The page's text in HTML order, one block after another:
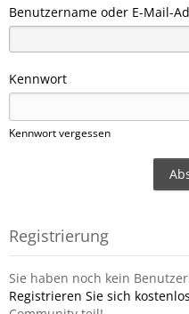
Benutzername oder E-Mail-
Kennwort
Kennwort vergessen
Registrierung
Sie haben noch kein
Registrieren Sie sich kostenlos